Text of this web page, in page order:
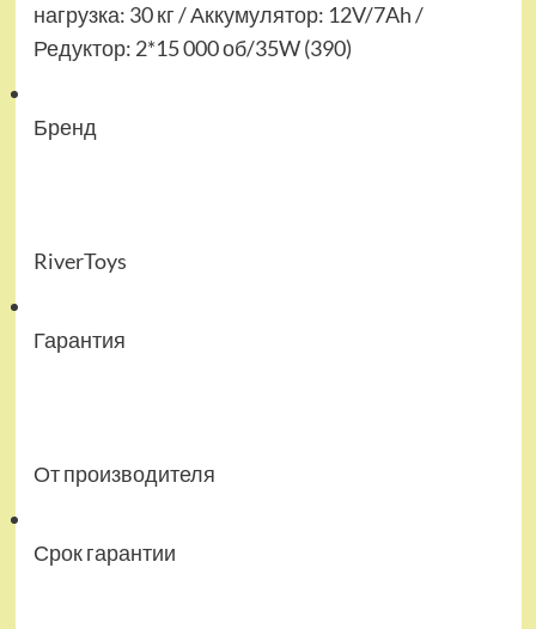
нагрузка: 30 кг / Аккумулятор: 12V/7Ah /
Редуктор: 2*15 000 об/35W (390)
Бренд
RiverToys
Гарантия
От производителя
Срок гарантии